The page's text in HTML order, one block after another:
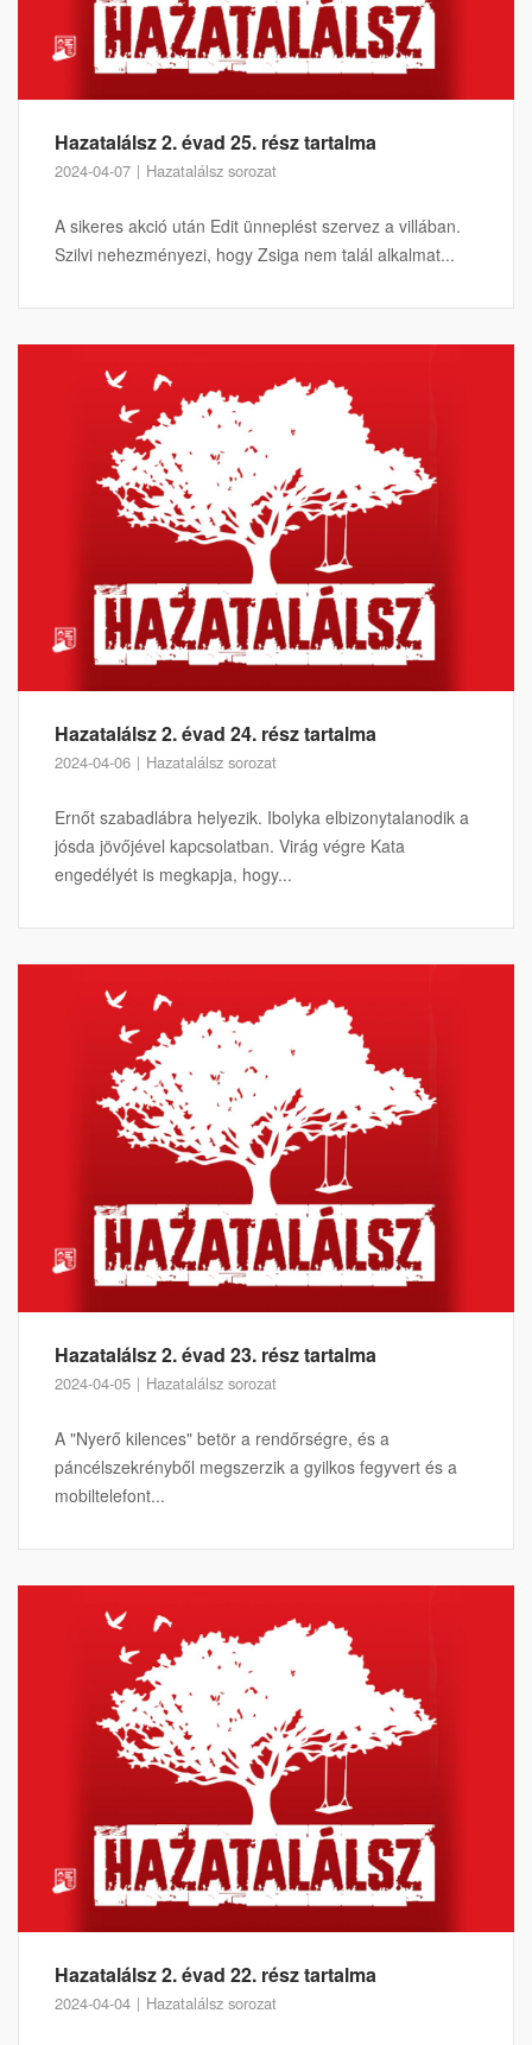
Hazatalálsz 2. évad 25. rész tartalma
2024-04-07 Hazatalálsz sorozat
A sikeres akció után Edit ünneplést szervez a villában.
Szilvi nehezményezi, hogy Zsiga nem talál alkalmat...
Hazatalálsz 2. évad 24. rész tartalma
2024-04-06 Hazatalálsz sorozat
Ernőt szabadlábra helyezik. Ibolyka elbizonytalanodik a
jósda jövőjével kapcsolatban. Virág végre Kata
engedélyét is megkapja, hogy...
Hazatalálsz 2. évad 23. rész tartalma
2024-04-05 Hazatalálsz sorozat
A "Nyerő kilences" betör a rendőrségre, és a
páncélszekrényből megszerzik a gyilkos fegyvert és a
mobiltelefont...
Hazatalálsz 2. évad 22. rész tartalma
2024-04-04 Hazatalálsz sorozat